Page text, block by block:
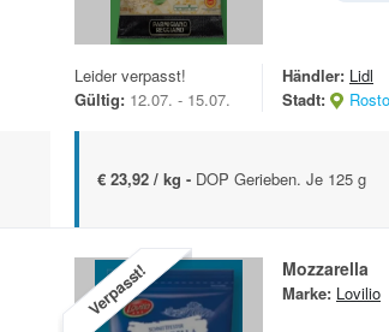
Leider verpasst!
Gültig: 12.07. - 15.07.
Händler: Lidl
Stadt:
€ 23,92 / kg - DOP Gerieben. Je 125 g
Verpasst! Mozzarella
Marke: Lovilio